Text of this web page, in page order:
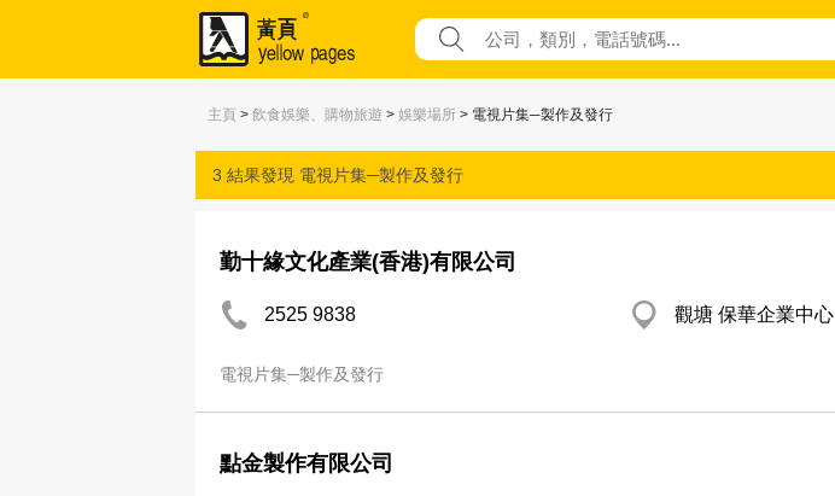
主頁 > 飲食娛樂、購物旅遊 > 娛樂場所 > 電視片集─製作及發行
3 結果發現 電視片集─製作及發行
勤十緣文化產業(香港)有限公司
2525 9838 觀塘 保華企業中心
電視片集─製作及發行
點金製作有限公司